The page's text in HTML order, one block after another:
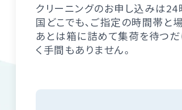
クリーニングのお申し込みは24
国どこでも、ご指定の時間帯と
あとは箱に詰めて集荷を待つ
く手間もありません。